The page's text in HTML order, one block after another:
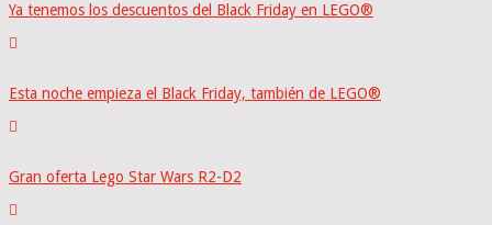
Ya tenemos los descuentos del Black Friday en LEGO®
Esta noche empieza el Black Friday, también de LEGO®
Gran oferta Lego Star Wars R2-D2